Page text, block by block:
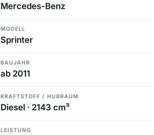
Mercedes-Benz
MODELL
Sprinter
BAUJAHR
ab 2011
KRAFTSTOFF / HUBRAUM
Diesel · 2143 cm³
LEISTUNG